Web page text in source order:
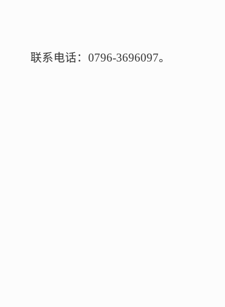
联系电话：0796-3696097。